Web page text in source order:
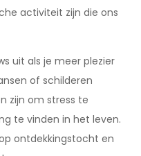
activiteit zijn die ons
uit als je meer plezier
of schilderen
zijn om stress te
te vinden in het leven.
ontdekkingstocht en